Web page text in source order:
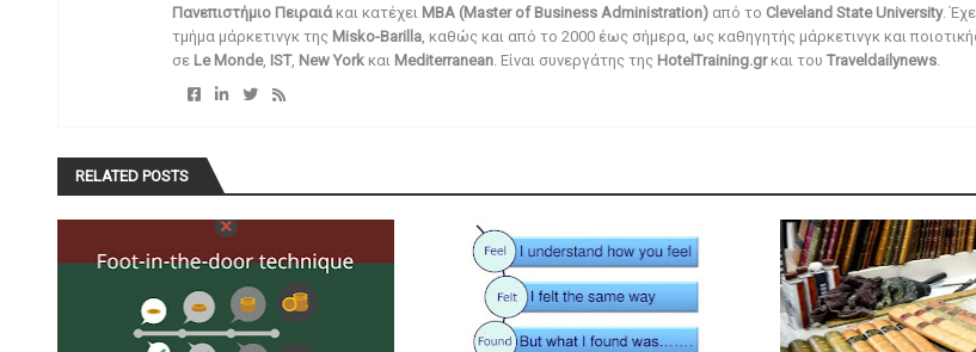
Πανεπιστήμιο Πειραιάκαι κατέχει MBA (Master of Business Administration)από το Cleveland State University.
τμήμα μάρκετινγκ της Misko-Barilla, καθώς και από το 2000 έως σήμερα, ως καθηγητής μάρκετινγκ και
σε Le Monde, IST, New Yorkκαι Mediterranean. Είναι συνεργάτης της HotelTraining.grκαι του Traveldailynews.
RELATED POSTS